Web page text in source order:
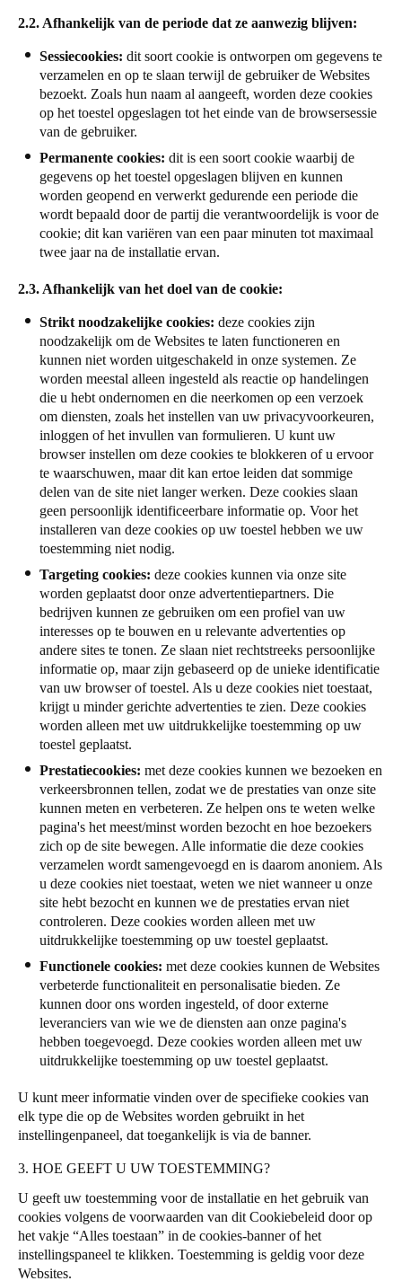
2.2. Afhankelijk van de periode dat ze aanwezig blijven:
Sessiecookies: dit soort cookie is ontworpen om gegevens te
verzamelen en op te slaan terwijl de gebruiker de Websites
bezoekt. Zoals hun naam al aangeeft, worden deze cookies
op het toestel opgeslagen tot het einde van de browsersessie
van de gebruiker.
Permanente cookies: dit is een soort cookie waarbij de
gegevens op het toestel opgeslagen blijven en kunnen
worden geopend en verwerkt gedurende een periode die
wordt bepaald door de partij die verantwoordelijk is voor de
cookie; dit kan variëren van een paar minuten tot maximaal
twee jaar na de installatie ervan.
2.3. Afhankelijk van het doel van de cookie:
Strikt noodzakelijke cookies: deze cookies zijn
noodzakelijk om de Websites te laten functioneren en
kunnen niet worden uitgeschakeld in onze systemen. Ze
worden meestal alleen ingesteld als reactie op handelingen
die u hebt ondernomen en die neerkomen op een verzoek
om diensten, zoals het instellen van uw privacyvoorkeuren,
inloggen of het invullen van formulieren. U kunt uw
browser instellen om deze cookies te blokkeren of u ervoor
te waarschuwen, maar dit kan ertoe leiden dat sommige
delen van de site niet langer werken. Deze cookies slaan
geen persoonlijk identificeerbare informatie op. Voor het
installeren van deze cookies op uw toestel hebben we uw
toestemming niet nodig.
Targeting cookies: deze cookies kunnen via onze site
worden geplaatst door onze advertentiepartners. Die
bedrijven kunnen ze gebruiken om een profiel van uw
interesses op te bouwen en u relevante advertenties op
andere sites te tonen. Ze slaan niet rechtstreeks persoonlijke
informatie op, maar zijn gebaseerd op de unieke identificatie
van uw browser of toestel. Als u deze cookies niet toestaat,
krijgt u minder gerichte advertenties te zien. Deze cookies
worden alleen met uw uitdrukkelijke toestemming op uw
toestel geplaatst.
Prestatiecookies: met deze cookies kunnen we bezoeken en
verkeersbronnen tellen, zodat we de prestaties van onze site
kunnen meten en verbeteren. Ze helpen ons te weten welke
pagina's het meest/minst worden bezocht en hoe bezoekers
zich op de site bewegen. Alle informatie die deze cookies
verzamelen wordt samengevoegd en is daarom anoniem. Als
u deze cookies niet toestaat, weten we niet wanneer u onze
site hebt bezocht en kunnen we de prestaties ervan niet
controleren. Deze cookies worden alleen met uw
uitdrukkelijke toestemming op uw toestel geplaatst.
Functionele cookies: met deze cookies kunnen de Websites
verbeterde functionaliteit en personalisatie bieden. Ze
kunnen door ons worden ingesteld, of door externe
leveranciers van wie we de diensten aan onze pagina's
hebben toegevoegd. Deze cookies worden alleen met uw
uitdrukkelijke toestemming op uw toestel geplaatst.
U kunt meer informatie vinden over de specifieke cookies van
elk type die op de Websites worden gebruikt in het
instellingenpaneel, dat toegankelijk is via de banner.
3. HOE GEEFT U UW TOESTEMMING?
U geeft uw toestemming voor de installatie en het gebruik van
cookies volgens de voorwaarden van dit Cookiebeleid door op
het vakje “Alles toestaan” in de cookies-banner of het
instellingspaneel te klikken. Toestemming is geldig voor deze
Websites.